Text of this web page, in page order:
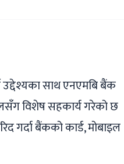
उद्देश्यका साथ एनएमबि बैंक
विशेष सहकार्य गरेको छ
गर्दा बैंकको कार्ड, मोबाइल